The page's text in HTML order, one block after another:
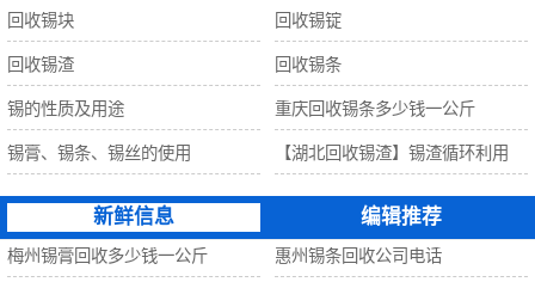
回收锡块 回收锡锭
回收锡渣 回收锡条
锡的性质及用途 重庆回收锡条多少钱一公斤
锡膏、锡条、锡丝的使用 【湖北回收锡渣】锡渣循环利用
新鲜信息 编辑推荐
梅州锡膏回收多少钱一公斤 惠州锡条回收公司电话